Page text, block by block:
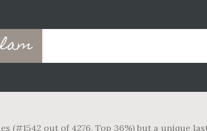
(#1542 out of 4276, Top 36%) but a unique